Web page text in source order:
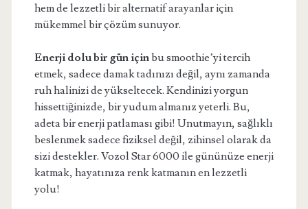
hem de lezzetli bir alternatif arayanlar için
mükemmel bir çözüm sunuyor.
Enerji dolu bir gün içinbu smoothie’yi tercih
etmek, sadece damak tadınızı değil, aynı zamanda
ruh halinizi de yükseltecek. Kendinizi yorgun
hissettiğinizde, bir yudum almanız yeterli. Bu,
adeta bir enerji patlaması gibi! Unutmayın, sağlıklı
beslenmek sadece fiziksel değil, zihinsel olarak da
sizi destekler. Vozol Star 6000 ile gününüze enerji
katmak, hayatınıza renk katmanın en lezzetli
yolu!